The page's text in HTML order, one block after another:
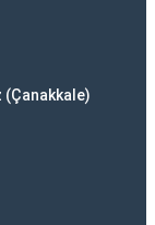
(Çanakkale)